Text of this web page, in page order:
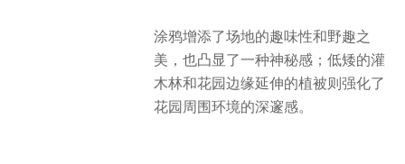
涂鸦增添了场地的趣味性和野趣之
美，也凸显了一种神秘感；低矮的灌
木林和花园边缘延伸的植被则强化了
花园周围环境的深邃感。